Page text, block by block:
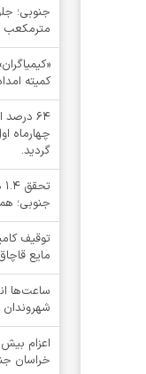
مترمکعب
کمیته
64
چهارماه
گردید.
جنوبی؛
مایع
ساعت‌ها
شهروندان
خراسان